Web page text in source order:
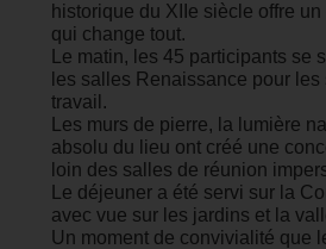
historique du XIIe siècle offre
qui change tout.
Le matin, les 45 participants se
les salles Renaissance pour les
travail.
Les murs de pierre, la lumière
absolu du lieu ont créé une
loin des salles de réunion
Le déjeuner a été servi sur la
avec vue sur les jardins et la
Un moment de convivialité que